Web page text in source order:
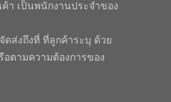
า เป็นพนักงานประจำของ
ดส่งถึงที่ ที่ลูกค้าระบุ ด้วย
อตามความต้องการของ